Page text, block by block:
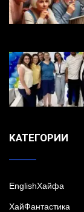
KАТЕГОРИИ
EnglishХайфа
XайФантастика